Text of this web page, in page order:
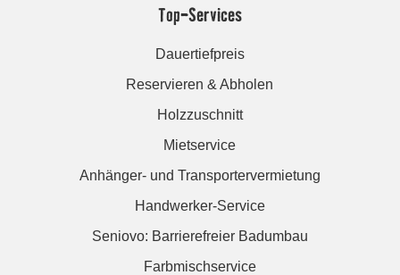
Top-Services
Dauertiefpreis
Reservieren & Abholen
Holzzuschnitt
Mietservice
Anhänger- und Transportervermietung
Handwerker-Service
Seniovo: Barrierefreier Badumbau
Farbmischservice